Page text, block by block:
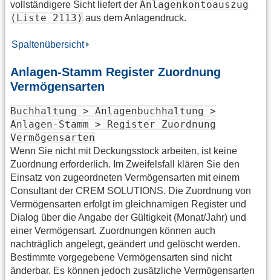
vollständigere Sicht liefert der Anlagenkontoauszug
(Liste 2113) aus dem Anlagendruck.
Spaltenübersicht
Anlagen-Stamm Register Zuordnung
Vermögensarten
Buchhaltung > Anlagenbuchhaltung >
Anlagen-Stamm > Register Zuordnung
Vermögensarten
Wenn Sie nicht mit Deckungsstock arbeiten, ist keine
Zuordnung erforderlich. Im Zweifelsfall klären Sie den
Einsatz von zugeordneten Vermögensarten mit einem
Consultant der CREM SOLUTIONS. Die Zuordnung von
Vermögensarten erfolgt im gleichnamigen Register und
Dialog über die Angabe der Gültigkeit (Monat/Jahr) und
einer Vermögensart. Zuordnungen können auch
nachträglich angelegt, geändert und gelöscht werden.
Bestimmte vorgegebene Vermögensarten sind nicht
änderbar. Es können jedoch zusätzliche Vermögensarten